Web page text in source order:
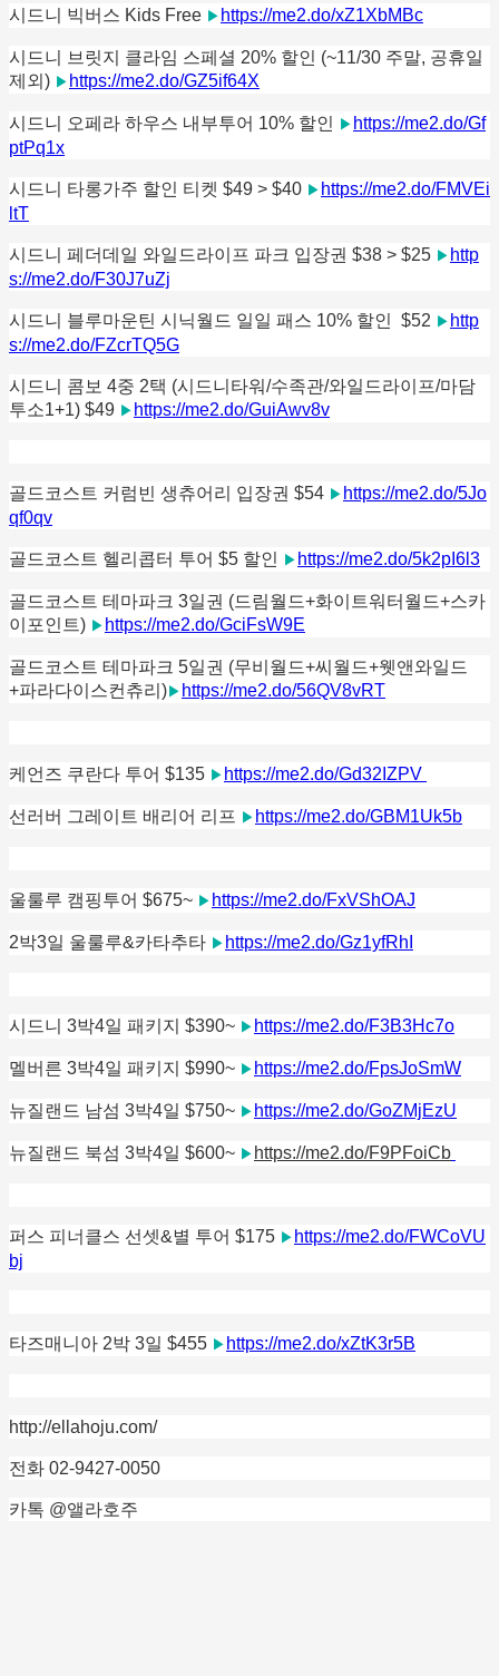
시드니 빅버스 Kids Free ▶ https://me2.do/xZ1XbMBc
시드니 브릿지 클라임 스페셜 20% 할인 (~11/30 주말, 공휴일
제외) ▶ https://me2.do/GZ5if64X
시드니 오페라 하우스 내부투어 10% 할인 ▶ https://me2.do/Gf
ptPq1x
시드니 타롱가주 할인 티켓 $49 > $40 ▶ https://me2.do/FMVEi
ltT
시드니 페더데일 와일드라이프 파크 입장권 $38 > $25 ▶ http
s://me2.do/F30J7uZj
시드니 블루마운틴 시닉월드 일일 패스 10% 할인 $52 ▶ http
s://me2.do/FZcrTQ5G
시드니 콤보 4중 2택 (시드니타워/수족관/와일드라이프/마담
투소1+1) $49 ▶ https://me2.do/GuiAwv8v
골드코스트 커럼빈 생츄어리 입장권 $54 ▶ https://me2.do/5Jo
qf0qv
골드코스트 헬리콥터 투어 $5 할인 ▶ https://me2.do/5k2pI6l3
골드코스트 테마파크 3일권 (드림월드+화이트워터월드+스카
이포인트) ▶ https://me2.do/GciFsW9E
골드코스트 테마파크 5일권 (무비월드+씨월드+웻앤와일드
+파라다이스컨츄리)▶ https://me2.do/56QV8vRT
케언즈 쿠란다 투어 $135 ▶ https://me2.do/Gd32IZPV
선러버 그레이트 배리어 리프 ▶ https://me2.do/GBM1Uk5b
울룰루 캠핑투어 $675~ ▶ https://me2.do/FxVShOAJ
2박3일 울룰루&카타추타 ▶ https://me2.do/Gz1yfRhI
시드니 3박4일 패키지 $390~ ▶ https://me2.do/F3B3Hc7o
멜버른 3박4일 패키지 $990~ ▶ https://me2.do/FpsJoSmW
뉴질랜드 남섬 3박4일 $750~ ▶ https://me2.do/GoZMjEzU
뉴질랜드 북섬 3박4일 $600~ ▶ https://me2.do/F9PFoiCb
퍼스 피너클스 선셋&별 투어 $175 ▶ https://me2.do/FWCoVU
bj
타즈매니아 2박 3일 $455 ▶ https://me2.do/xZtK3r5B
http://ellahoju.com/
전화 02-9427-0050
카톡 @앨라호주